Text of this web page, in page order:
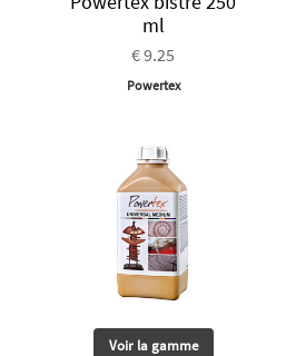
ml
€ 9.25
Powertex
Voir la gamme